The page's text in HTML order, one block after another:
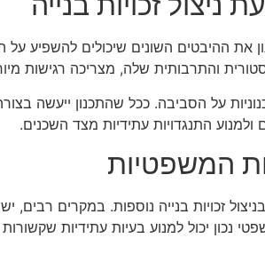
את ההיבטים השונים שיכולים
והתרבותית שלה, מצריכה
על הסביבה. ככל שהתכנון ייעשה
התנגדויות עתידיות מצד השכנים.
המשפטיות
זכויות בנייה נוספות. במקרים רבים, יש
נכון יכול למנוע בעיות עתידיות